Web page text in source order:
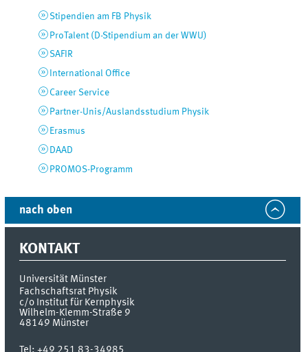
Stipendien am FB Physik
ProTalent (D-Stipendium an der WWU)
SAFIR
International Office
Career Service
Partner-Unis/Auslandsstudium Physik
Erasmus
DAAD
PROMOS-Programm
nach oben
KONTAKT
Universität Münster
Fachschaftsrat Physik
c/o Institut für Kernphysik
Wilhelm-Klemm-Straße 9
48149 Münster